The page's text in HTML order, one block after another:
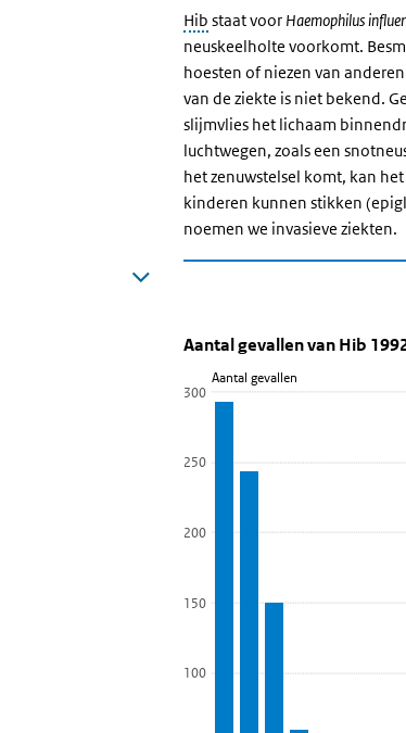
Hib staat voor Haemophilus
neuskeelholte voorkomt.
hoesten of niezen van
van de ziekte is niet bekend.
slijmvlies het lichaam
luchtwegen, zoals een
het zenuwstelsel komt, kan
kinderen kunnen stikken
noemen we invasieve ziekten.
Aantal gevallen
Sla de grafiek 'Aantal gevallen
Aantal gevallen
Staaf grafiek met 32 staven.
De grafiek heeft 1 Y-as die
Aantal gevallen
Aantal gevallen van Hib
100
150
200
250
300